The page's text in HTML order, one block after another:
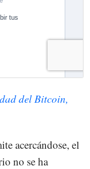
del Bitcoin,
acercándose, el
no se ha